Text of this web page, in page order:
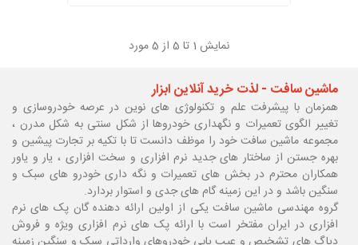
نمایش 1 تا 5 از 5 مورد
ماشین سافت - لذت خرید آنلاین ابزار
همزمان با پیشرفت علم و تکنولوژی های نوین در عرصه خودروسازی و
تغییر الگوی تعمیرات و نگهداری خودروها از شکل سنتی به شکل مدرن ،
مجموعه ماشین سافت خود را موظف دانست تا با تکیه بر تجارت پیشین و
بهره جستن از ساختار های جدید نرم افزاری و سخت افزاری ، یار و یاور
همکاران محترم در بخش های تعمیرات و نگه داری خودرو های سبک و
سنگین باشد و در این زمینه گام های جدی و استوار بردارد.
گروه مهندسی ماشین سافت یکی از اولین ارائه دهنده گان پک های نرم
افزاری در ایران مفتخر است با ارائه پک های نرم افزاری ویژه و فروش